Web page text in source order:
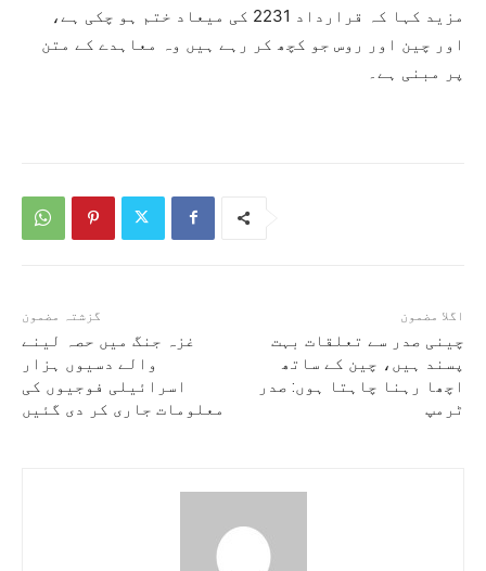
مزید کہا کہ قرارداد 2231 کی میعاد ختم ہو چکی ہے،
اور چین اور روس جو کچھ کر رہے ہیں وہ معاہدے کے متن
پر مبنی ہے۔
گزشتہ مضمون
غزہ جنگ میں حصہ لینے
والے دسیوں ہزار
اسرائیلی فوجیوں کی
معلومات جاری کر دی گئیں
اگلا مضمون
چینی صدر سے تعلقات بہت
پسند ہیں، چین کے ساتھ
اچھا رہنا چاہتا ہوں: صدر
ٹرمپ